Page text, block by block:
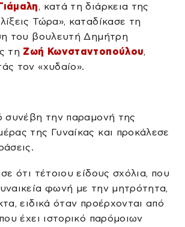
, κατά τη διάρκεια της
Τώρα», καταδίκασε τη
του βουλευτή Δημήτρη
τη Ζωή Κωνσταντοπούλου,
τον «χυδαίο».
συνέβη την παραμονή της
της Γυναίκας και προκάλεσε
ότι τέτοιου είδους σχόλια, που
φωνή με την μητρότητα,
ειδικά όταν προέρχονται από
έχει ιστορικό παρόμοιων